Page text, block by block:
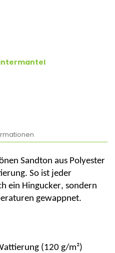
Sandton aus Polyester
So ist jeder
ein Hingucker, sondern
gewappnet.
(120 g/m²)